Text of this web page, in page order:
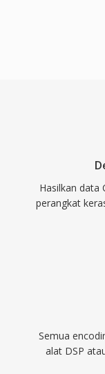
Hasilkan data
perangkat
Semua
alat DSP